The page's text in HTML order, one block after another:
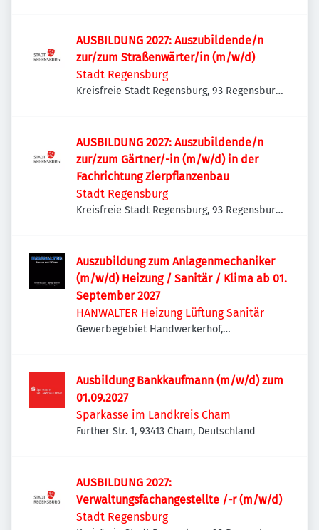
AUSBILDUNG 2027: Auszubildende/n
zur/zum Straßenwärter/in (m/w/d)
Stadt Regensburg
Kreisfreie Stadt Regensburg, 93 Regensburg,
AUSBILDUNG 2027: Auszubildende/n
zur/zum Gärtner/-in (m/w/d) in der
Fachrichtung Zierpflanzenbau
Stadt Regensburg
Kreisfreie Stadt Regensburg, 93 Regensburg,
Auszubildung zum Anlagenmechaniker
(m/w/d) Heizung / Sanitär / Klima ab 01.
September 2027
HANWALTER Heizung Lüftung Sanitär
Gewerbegebiet Handwerkerhof,
Ausbildung Bankkaufmann (m/w/d) zum
01.09.2027
Sparkasse im Landkreis Cham
Further Str. 1, 93413 Cham, Deutschland
AUSBILDUNG 2027:
Verwaltungsfachangestellte /-r (m/w/d)
Stadt Regensburg